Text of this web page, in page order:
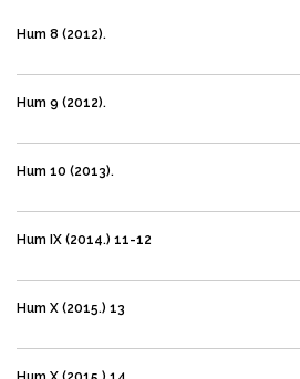
Hum 8 (2012).
Hum 9 (2012).
Hum 10 (2013).
Hum IX (2014.) 11-12
Hum X (2015.) 13